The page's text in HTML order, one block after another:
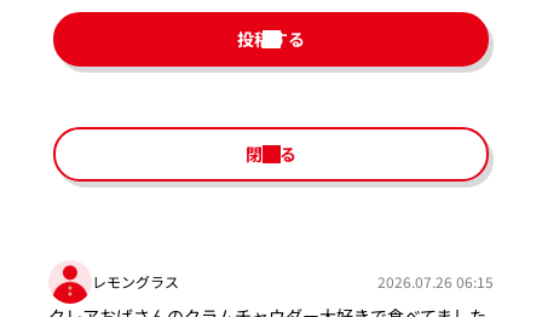
投稿する
閉じる
レモングラス 2026.07.26 06:15